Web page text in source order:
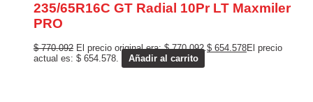
235/65R16C GT Radial 10Pr LT Maxmiler
PRO
$770.092 El precio original era: $ 770.092.$ 654.578El precio
actual es: $ 654.578.
Añadir al carrito